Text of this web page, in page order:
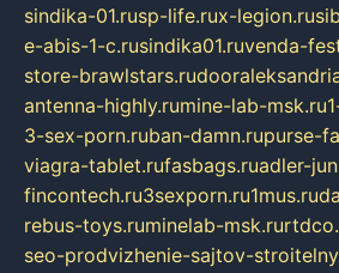
sindika-01.rusp-life.rux-legion.ru
e-abis-1-c.rusindika01.ruvenda-
store-brawlstars.ru
antenna-highly.rumine-lab-msk.ru
3-sex-porn.ruban-damn.rupurse-
viagra-tablet.rufasbags.ruadler-
fincontech.ru3sexporn.ru1mus.ru
rebus-toys.ruminelab-msk.ru
seo-prodvizhenie-sajtov-